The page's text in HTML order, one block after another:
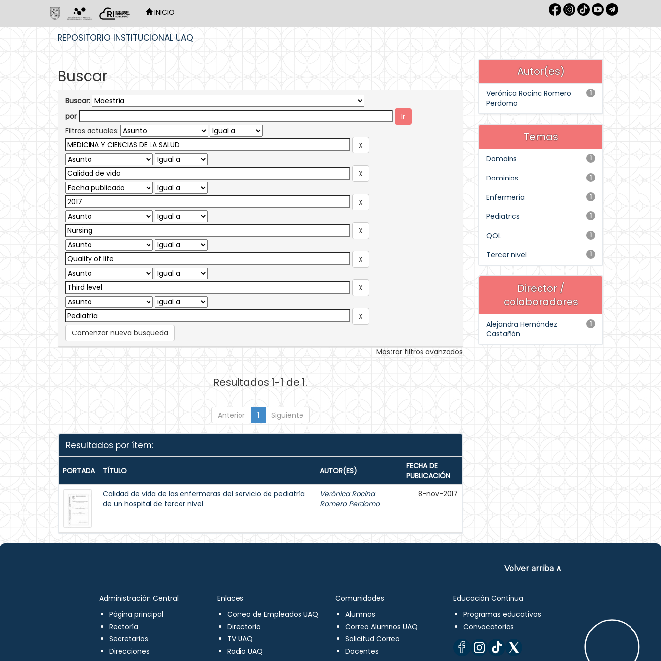
INICIO
REPOSITORIO INSTITUCIONAL UAQ
Buscar
Buscar:
por
Filtros actuales:
Comenzar nueva busqueda
Mostrar filtros avanzados
Resultados 1-1 de 1.
Anterior 1 Siguiente
Resultados por ítem:
PORTADA TÍTULO AUTOR(ES)
FECHA DE
PUBLICACIÓN
Calidad de vida de las enfermeras del servicio de pediatría
de un hospital de tercer nivel
Verónica Rocina
Romero Perdomo
8-nov-2017
Autor(es)
1
Verónica Rocina Romero
Perdomo
Temas
1
Domains
1
Dominios
1
Enfermería
1
Pediatrics
1
QOL
1
Tercer nivel
Director /
colaboradores
1
Alejandra Hernández
Castañón
Volver arriba ∧
Administración Central
Página principal
Rectoría
Secretarios
Direcciones
Enlaces
Correo de Empleados UAQ
Directorio
TV UAQ
Radio UAQ
Comunidades
Alumnos
Correo Alumnos UAQ
Solicitud Correo
Docentes
Educación Continua
Programas educativos
Convocatorias